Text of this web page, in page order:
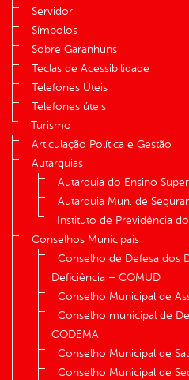
Servidor
Símbolos
Sobre Garanhuns
Teclas de Acessibilidade
Telefones Úteis
Telefones úteis
Turismo
Articulação Política e Gestão
Autarquias
Autarquia do Ensino
Autarquia Mun. de
Instituto de Previdência
Conselhos Municipais
Conselho de Defesa dos
Deficiência – COMUD
Conselho Municipal de
Conselho municipal de
CODEMA
Conselho Municipal de
Conselho Municipal de